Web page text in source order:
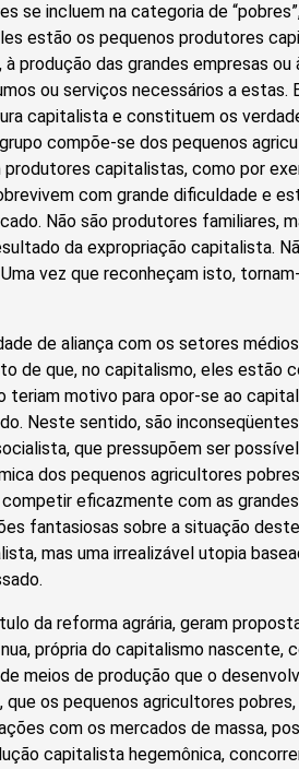
se incluem na categoria de
estão os pequenos produtores
produção das grandes empresas ou
ou serviços necessários a estas.
capitalista e constituem os
compõe-se dos pequenos
capitalistas, como por
com grande dificuldade e
Não são produtores familiares,
da expropriação capitalista.
vez que reconheçam isto,
de aliança com os setores
de que, no capitalismo, eles estão
teriam motivo para opor-se ao
Neste sentido, são
que pressupõem ser
dos pequenos agricultores
eficazmente com as
fantasiosas sobre a situação
mas uma irrealizável utopia
da reforma agrária, geram
própria do capitalismo nascente,
meios de produção que o
os pequenos agricultores
com os mercados de massa,
capitalista hegemônica,